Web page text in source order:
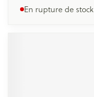
En rupture de stock